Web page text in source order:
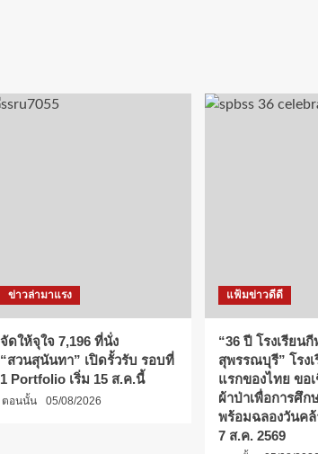
ข่าวล่ามาแรง
จัดให้จุใจ 7,196 ที่นั่ง
“สวนสุนันทา” เปิดรั้วรับ รอบที่
1 Portfolio เริ่ม 15 ส.ค.นี้
ตอนนั้น 05/08/2026
แฟ้มข่าวดีดี
“36 ปี โรงเรียน
สุพรรณบุรี” โรง
แรกของไทย ขอ
ผ้าป่าเพื่อการศึก
พร้อมฉลองวันค
7 ส.ค. 2569